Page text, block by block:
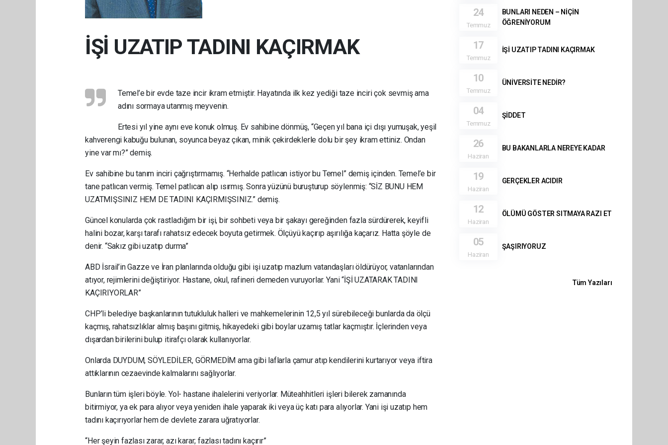
İŞİ UZATIP TADINI KAÇIRMAK
Temel’e bir evde taze incir ikram etmiştir. Hayatında ilk kez yediği taze inciri çok sevmiş ama
adını sormaya utanmış meyvenin.
Ertesi yıl yine aynı eve konuk olmuş. Ev sahibine dönmüş, “Geçen yıl bana içi dışı yumuşak, yeşil
kahverengi kabuğu bulunan, soyunca beyaz çıkan, minik çekirdeklerle dolu bir şey ikram ettiniz. Ondan
yine var mı?” demiş.
Ev sahibine bu tanım inciri çağrıştırmamış. “Herhalde patlıcan istiyor bu Temel” demiş içinden. Temel’e bir
tane patlıcan vermiş. Temel patlıcan alıp ısırmış. Sonra yüzünü buruşturup söylenmiş: “SİZ BUNU HEM
UZATMIŞSINIZ HEM DE TADINI KAÇIRMIŞSINIZ.” demiş.
Güncel konularda çok rastladığım bir işi, bir sohbeti veya bir şakayı gereğinden fazla sürdürerek, keyifli
halini bozar, karşı tarafı rahatsız edecek boyuta getirmek. Ölçüyü kaçırıp aşırılığa kaçarız. Hatta şöyle de
denir. “Sakız gibi uzatıp durma”
ABD İsrail’in Gazze ve İran planlarında olduğu gibi işi uzatıp mazlum vatandaşları öldürüyor, vatanlarından
atıyor, rejimlerini değiştiriyor. Hastane, okul, rafineri demeden vuruyorlar. Yani “İŞİ UZATARAK TADINI
KAÇIRIYORLAR”
CHP’li belediye başkanlarının tutukluluk halleri ve mahkemelerinin 12,5 yıl sürebileceği bunlarda da ölçü
kaçmış, rahatsızlıklar almış başını gitmiş, hikayedeki gibi boylar uzamış tatlar kaçmıştır. İçlerinden veya
dışardan birilerini bulup itirafçı olarak kullanıyorlar.
Onlarda DUYDUM, SÖYLEDİLER, GÖRMEDİM ama gibi laflarla çamur atıp kendilerini kurtarıyor veya iftira
attıklarının cezaevinde kalmalarını sağlıyorlar.
Bunların tüm işleri böyle. Yol- hastane ihalelerini veriyorlar. Müteahhitleri işleri bilerek zamanında
bitirmiyor, ya ek para alıyor veya yeniden ihale yaparak iki veya üç katı para alıyorlar. Yani işi uzatıp hem
tadını kaçırıyorlar hem de devlete zarara uğratıyorlar.
“Her şeyin fazlası zarar, azı karar; fazlası tadını kaçırır”
24
Temmuz
BUNLARI NEDEN – NİÇİN
ÖĞRENİYORUM
17
Temmuz
İŞİ UZATIP TADINI KAÇIRMAK
10
Temmuz
ÜNİVERSİTE NEDİR?
04
Temmuz
ŞİDDET
26
Haziran
BU BAKANLARLA NEREYE KADAR
19
Haziran
GERÇEKLER ACIDIR
12
Haziran
ÖLÜMÜ GÖSTER SITMAYA RAZI ET
05
Haziran
ŞAŞIRIYORUZ
Tüm Yazıları